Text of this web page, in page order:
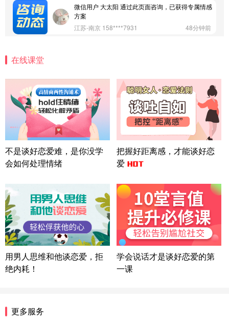
微信用户 大太阳 通过此页面咨询，已获得专属情感
方案
江苏-南京 158****7931
48分钟前
情感方案
北京-朝阳 151****3189
22分钟前
微信用户 巧?媚儿 通过此页面咨询，已获得专属情感
方案
上海-浦东 177****9074
56分钟前
微信用户 Liberty 通过此页面咨询，已获得专属情感
方案
广东-广州 188****5632
湖北-武汉 135****7410
41分钟前
微信用户 困困魚? 通过此页面咨询，已获得专属情感
方案
陕西-西安 139****6283
3分钟前
情感方案
浙江-宁波 150****8921
在线课堂
不是谈好恋爱难，是你没学
会如何处理情绪
把握好距离感，才能谈好恋
爱
用男人思维和他谈恋爱，拒
绝内耗！
学会说话才是谈好恋爱的第
一课
更多服务